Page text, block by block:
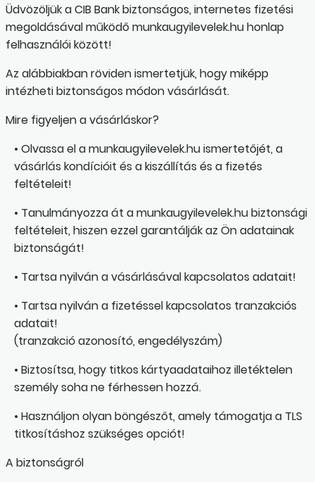
Üdvözöljük a CIB Bank biztonságos, internetes fizetési
megoldásával működő munkaugyilevelek.hu honlap
felhasználói között!
Az alábbiakban röviden ismertetjük, hogy miképp
intézheti biztonságos módon vásárlását.
Mire figyeljen a vásárláskor?
• Olvassa el a munkaugyilevelek.hu ismertetőjét, a
vásárlás kondícióit és a kiszállítás és a fizetés
feltételeit!
• Tanulmányozza át a munkaugyilevelek.hu biztonsági
feltételeit, hiszen ezzel garantálják az Ön adatainak
biztonságát!
• Tartsa nyilván a vásárlásával kapcsolatos adatait!
• Tartsa nyilván a fizetéssel kapcsolatos tranzakciós
adatait!
(tranzakció azonosító, engedélyszám)
• Biztosítsa, hogy titkos kártyaadataihoz illetéktelen
személy soha ne férhessen hozzá.
• Használjon olyan böngészőt, amely támogatja a TLS
titkosításhoz szükséges opciót!
A biztonságról